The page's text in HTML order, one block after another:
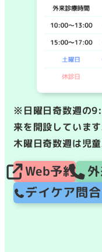
※日曜日奇数週の
来を開設しています
木曜日奇数週は児
Web予約
デイケア問